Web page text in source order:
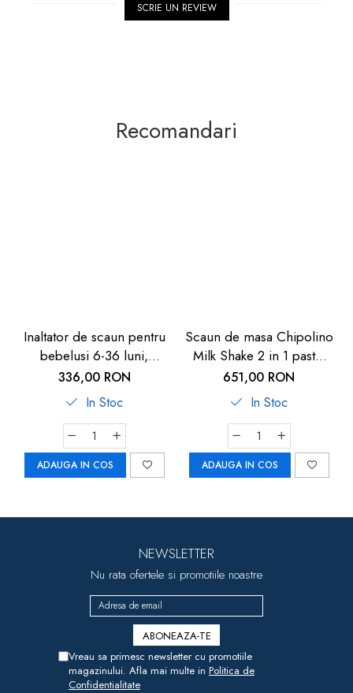
SCRIE UN REVIEW
Recomandari
Inaltator de scaun pentru
bebelusi 6-36 luni,
transportabil, din plastic
reciclat, Reer Growing
Booster Seat 85041
336,00 RON
In Stoc
ADAUGA IN COS
Scaun de masa Chipolino
Milk Shake 2 in 1 pastel
green
651,00 RON
In Stoc
ADAUGA IN COS
NEWSLETTER
Nu rata ofertele si promotiile noastre
Vreau sa primesc newsletter cu promotiile
magazinului. Afla mai multe in Politica de
Confidentialitate